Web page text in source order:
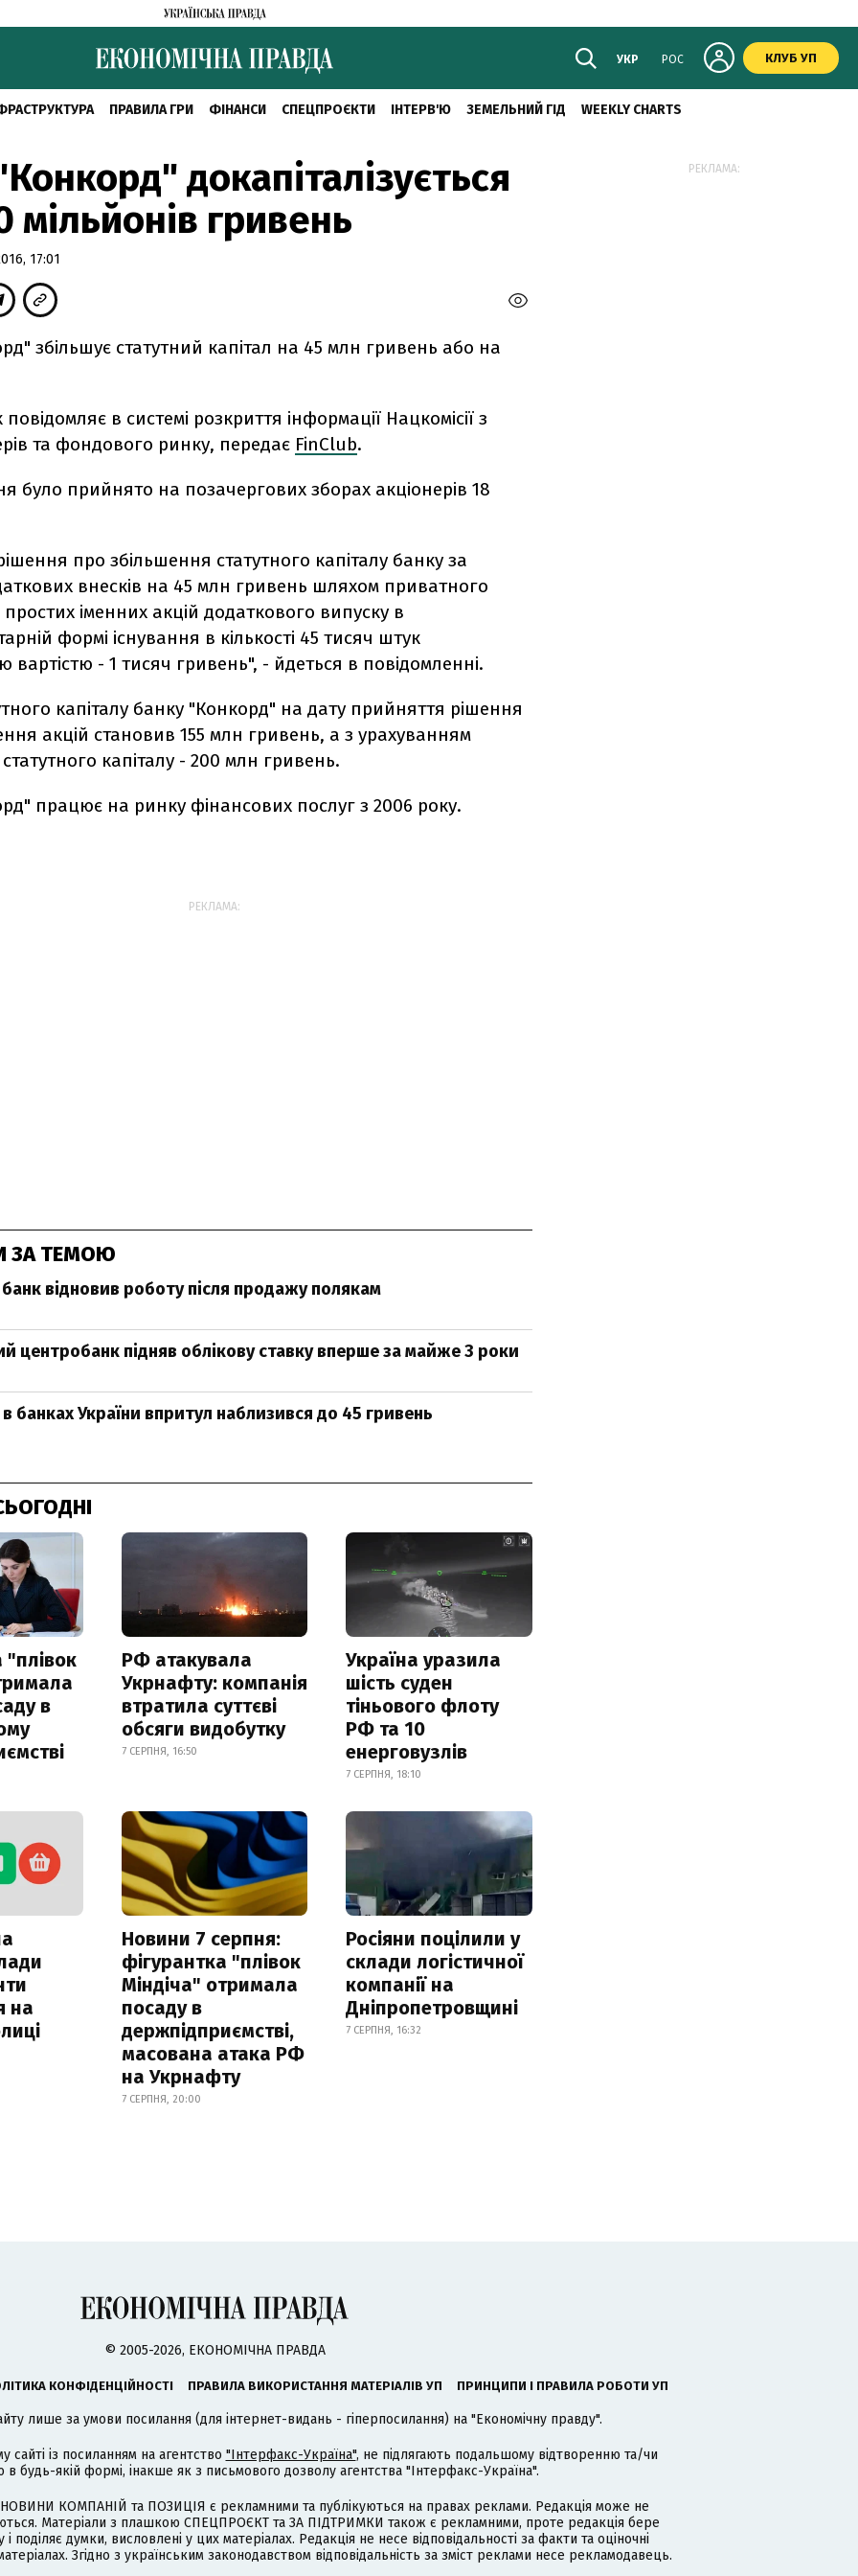
УКР РОС КЛУБ УП
ПРАВИЛА ГРИ ФІНАНСИ СПЕЦПРОЄКТИ ІНТЕРВ'Ю ЗЕМЕЛЬНИЙ ГІД WEEKLY CHARTS
докапіталізується
мільйонів гривень
17:01
збільшує статутний капітал на 45 млн гривень або на
в системі розкриття інформації Нацкомісії з
та фондового ринку, передає FinClub.
було прийнято на позачергових зборах акціонерів 18
про збільшення статутного капіталу банку за
внесків на 45 млн гривень шляхом приватного
іменних акцій додаткового випуску в
формі існування в кількості 45 тисяч штук
вартістю - 1 тисяч гривень", - йдеться в повідомленні.
капіталу банку "Конкорд" на дату прийняття рішення
акцій становив 155 млн гривень, а з урахуванням
капіталу - 200 млн гривень.
працює на ринку фінансових послуг з 2006 року.
РЕКЛАМА:
ЗА ТЕМОЮ
відновив роботу після продажу полякам
центробанк підняв облікову ставку вперше за майже 3 роки
банках України впритул наблизився до 45 гривень
"плівок
в
РФ атакувала
Укрнафту: компанія
втратила суттєві
обсяги видобутку
7 СЕРПНЯ, 16:50
Україна уразила
шість суден
тіньового флоту
РФ та 10
енерговузлів
7 СЕРПНЯ, 18:10
на
Новини 7 серпня:
фігурантка "плівок
Міндіча" отримала
посаду в
держпідприємстві,
масована атака РФ
на Укрнафту
7 СЕРПНЯ, 20:00
Росіяни поцілили у
склади логістичної
компанії на
Дніпропетровщині
7 СЕРПНЯ, 16:32
РЕКЛАМА:
© 2005-2026, ЕКОНОМІЧНА ПРАВДА
КОНФІДЕНЦІЙНОСТІ ПРАВИЛА ВИКОРИСТАННЯ МАТЕРІАЛІВ УП ПРИНЦИПИ І ПРАВИЛА РОБОТИ УП
лише за умови посилання (для інтернет-видань - гіперпосилання) на "Економічну правду".
сайті із посиланням на агентство "Інтерфакс-Україна", не підлягають подальшому відтворенню та/чи
будь-якій формі, інакше як з письмового дозволу агентства "Інтерфакс-Україна".
НОВИНИ КОМПАНІЙ та ПОЗИЦІЯ є рекламними та публікуються на правах реклами. Редакція може не
Матеріали з плашкою СПЕЦПРОЄКТ та ЗА ПІДТРИМКИ також є рекламними, проте редакція бере
поділяє думки, висловлені у цих матеріалах. Редакція не несе відповідальності за факти та оціночні
Згідно з українським законодавством відповідальність за зміст реклами несе рекламодавець.